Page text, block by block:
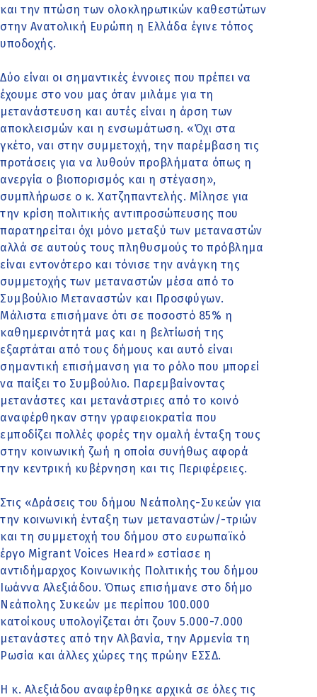
και την πτώση των ολοκληρωτικών καθεστώτων
στην Ανατολική Ευρώπη η Ελλάδα έγινε τόπος
υποδοχής.
Δύο είναι οι σημαντικές έννοιες που πρέπει να
έχουμε στο νου μας όταν μιλάμε για τη
μετανάστευση και αυτές είναι η άρση των
αποκλεισμών και η ενσωμάτωση. «Όχι στα
γκέτο, ναι στην συμμετοχή, την παρέμβαση τις
προτάσεις για να λυθούν προβλήματα όπως η
ανεργία ο βιοπορισμός και η στέγαση»,
συμπλήρωσε ο κ. Χατζηπαντελής. Μίλησε για
την κρίση πολιτικής αντιπροσώπευσης που
παρατηρείται όχι μόνο μεταξύ των μεταναστών
αλλά σε αυτούς τους πληθυσμούς το πρόβλημα
είναι εντονότερο και τόνισε την ανάγκη της
συμμετοχής των μεταναστών μέσα από το
Συμβούλιο Μεταναστών και Προσφύγων.
Μάλιστα επισήμανε ότι σε ποσοστό 85% η
καθημερινότητά μας και η βελτίωσή της
εξαρτάται από τους δήμους και αυτό είναι
σημαντική επισήμανση για το ρόλο που μπορεί
να παίξει το Συμβούλιο. Παρεμβαίνοντας
μετανάστες και μετανάστριες από το κοινό
αναφέρθηκαν στην γραφειοκρατία που
εμποδίζει πολλές φορές την ομαλή ένταξη τους
στην κοινωνική ζωή η οποία συνήθως αφορά
την κεντρική κυβέρνηση και τις Περιφέρειες.
Στις «Δράσεις του δήμου Νεάπολης-Συκεών για
την κοινωνική ένταξη των μεταναστών/-τριών
και τη συμμετοχή του δήμου στο ευρωπαϊκό
έργο Migrant Voices Heard» εστίασε η
αντιδήμαρχος Κοινωνικής Πολιτικής του δήμου
Ιωάννα Αλεξιάδου. Όπως επισήμανε στο δήμο
Νεάπολης Συκεών με περίπου 100.000
κατοίκους υπολογίζεται ότι ζουν 5.000-7.000
μετανάστες από την Αλβανία, την Αρμενία τη
Ρωσία και άλλες χώρες της πρώην ΕΣΣΔ.
Η κ. Αλεξιάδου αναφέρθηκε αρχικά σε όλες τις